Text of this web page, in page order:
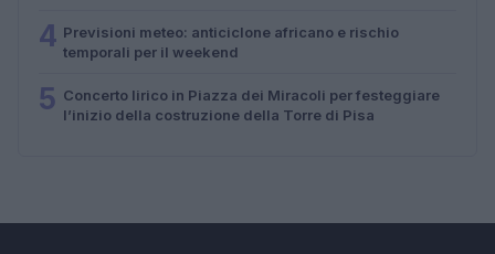
4 Previsioni meteo: anticiclone africano e rischio
temporali per il weekend
5 Concerto lirico in Piazza dei Miracoli per festeggiare
l’inizio della costruzione della Torre di Pisa